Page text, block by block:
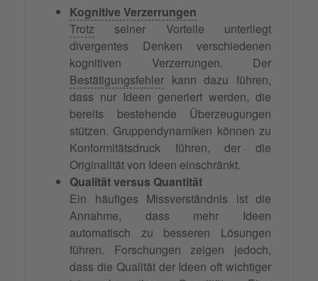
Kognitive Verzerrungen
Trotz seiner Vorteile unterliegt
divergentes Denken verschiedenen
kognitiven Verzerrungen. Der
Bestätigungsfehler kann dazu führen,
dass nur Ideen generiert werden, die
bereits bestehende Überzeugungen
stützen. Gruppendynamiken können zu
Konformitätsdruck führen, der die
Originalität von Ideen einschränkt.
Qualität versus Quantität
Ein häufiges Missverständnis ist die
Annahme, dass mehr Ideen
automatisch zu besseren Lösungen
führen. Forschungen zeigen jedoch,
dass die Qualität der Ideen oft wichtiger